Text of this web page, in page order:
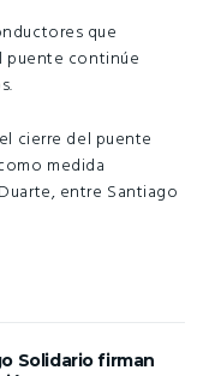
que
puente continúe
cierre del puente
medida
entre Santiago
Solidario firman